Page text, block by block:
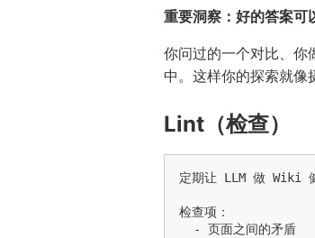
重要洞察：好的答案可
你问过的一个对比、
中。这样你的探索就像
Lint（检查）
定期让 LLM 做 Wiki
检查项：
  - 页面之间的矛盾